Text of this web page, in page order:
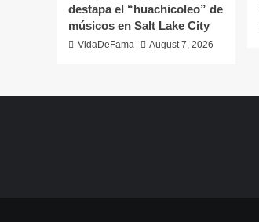
destapa el “huachicoleo” de
músicos en Salt Lake City
VidaDeFama August 7, 2026